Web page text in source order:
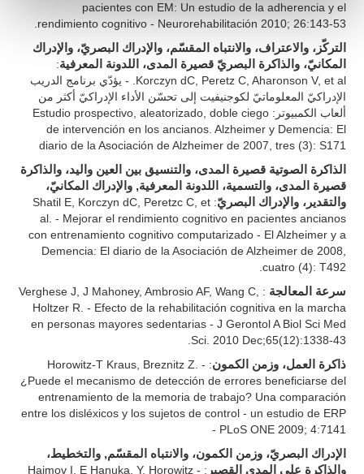
pacientes con EM: Un estudio de la adherencia y el
rendimiento cognitivo - Neurorehabilitación 2010; 26:143-53.
التركّز، والاعتراف، والانتباه المقسّم، والإدراك البصريّ، والإدراك
المكانيّ، والذاكرة البصريّ قصيرة المدى، اللدونة المعرفية:
Korczyn dC, Peretz C, Aharonson V, et al. - يؤدّي برنامج الدريب
الإدراكيّ المعلوماتيّ لكوجنيفيت إلى تحسّن الأداء الإدراكيّ أكثر من
ألعاب الكمبيوتر: Estudio prospectivo, aleatorizado, doble ciego
de intervención en los ancianos. Alzheimer y Demencia: El
diario de la Asociación de Alzheimer de 2007, tres (3): S171
الذاكرة الصوتية قصيرة المدى، والتنسيق بين العين واليد، والذاكرة
قصيرة المدى، والتسمية، اللدونة المعرفية, والإدراك المكانيّ،
والتقدير، والإدراك البصريّ : Shatil E, Korczyn dC, Peretzc C, et
al. - Mejorar el rendimiento cognitivo en pacientes ancianos
con entrenamiento cognitivo computarizado - El Alzheimer y a
Demencia: El diario de la Asociación de Alzheimer de 2008,
cuatro (4): T492.
سرعة المعالجة
: Verghese J, J Mahoney, Ambrosio AF, Wang C,
Holtzer R. - Efecto de la rehabilitación cognitiva en la marcha
en personas mayores sedentarias - J Gerontol A Biol Sci Med
Sci. 2010 Dec;65(12):1338-43.
ذاكرة العمل، وزمن الكمون
: Horowitz-T Kraus, Breznitz Z. -
¿Puede el mecanismo de detección de errores beneficiarse del
entrenamiento de la memoria de trabajo? Una comparación
entre los disléxicos y los sujetos de control - un estudio de ERP
- PLoS ONE 2009; 4:7141
الإدراك البصريّ، وزمن الكمون، والانتباه المقسّم, والتخطيط،
والذاكرة على المدى القصير
: Haimov I, E Hanuka, Y. Horowitz -